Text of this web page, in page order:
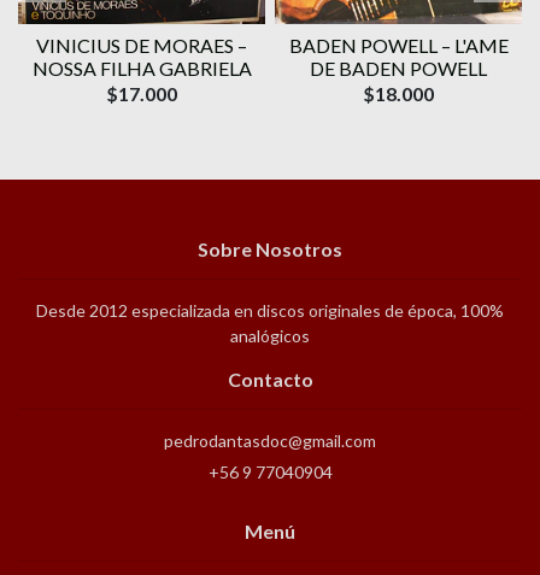
VINICIUS DE MORAES ‎–
NOSSA FILHA GABRIELA
$17.000
BADEN POWELL ‎– L'AME
DE BADEN POWELL
$18.000
Sobre Nosotros
Desde 2012 especializada en discos originales de época, 100%
analógicos
Contacto
pedrodantasdoc@gmail.com
+56 9 77040904
Menú